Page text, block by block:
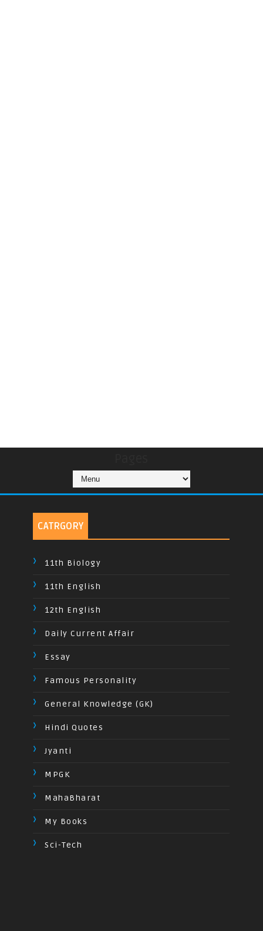
CATRGORY
11th Biology
11th English
12th English
Daily Current Affair
Essay
Famous Personality
General Knowledge (GK)
Hindi Quotes
Jyanti
MPGK
MahaBharat
My Books
Sci-Tech